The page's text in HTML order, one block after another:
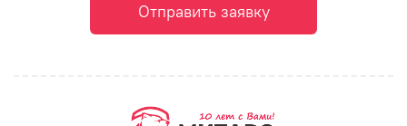
Отправить заявку